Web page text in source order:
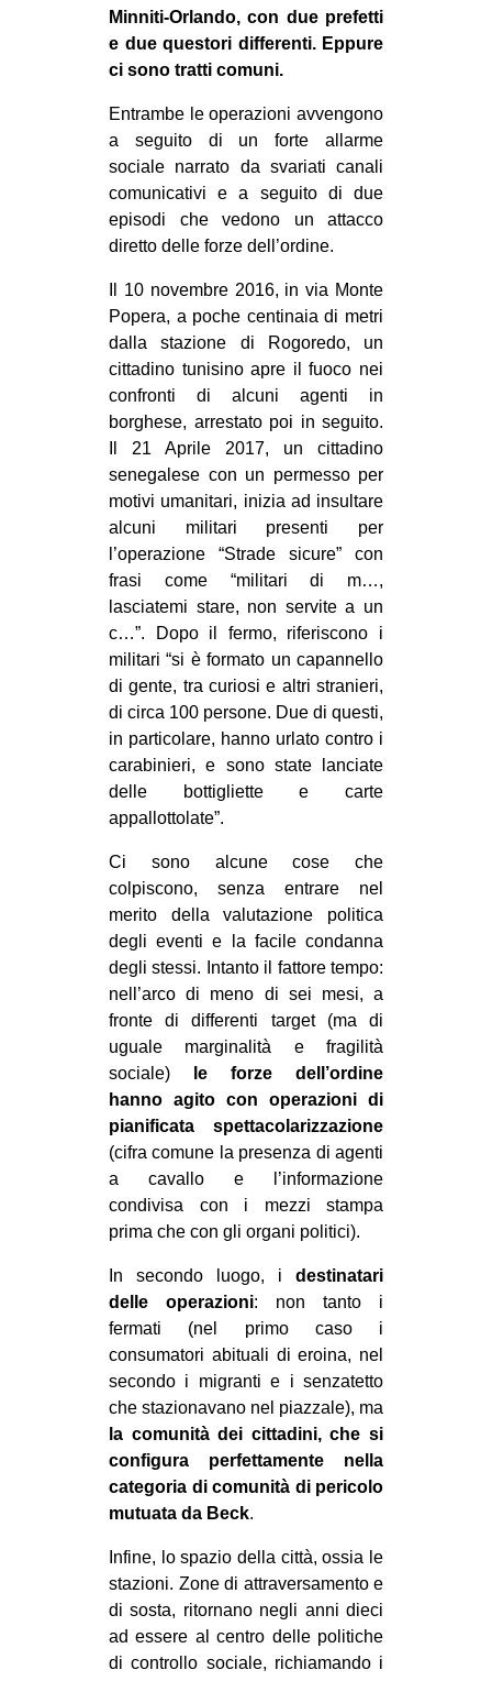
Minniti-Orlando, con due prefetti
e due questori differenti. Eppure
ci sono tratti comuni.
Entrambe le operazioni avvengono
a seguito di un forte allarme
sociale narrato da svariati canali
comunicativi e a seguito di due
episodi che vedono un attacco
diretto delle forze dell’ordine.
Il 10 novembre 2016, in via Monte
Popera, a poche centinaia di metri
dalla stazione di Rogoredo, un
cittadino tunisino apre il fuoco nei
confronti di alcuni agenti in
borghese, arrestato poi in seguito.
Il 21 Aprile 2017, un cittadino
senegalese con un permesso per
motivi umanitari, inizia ad insultare
alcuni militari presenti per
l’operazione “Strade sicure” con
frasi come “militari di m…,
lasciatemi stare, non servite a un
c…”. Dopo il fermo, riferiscono i
militari “si è formato un capannello
di gente, tra curiosi e altri stranieri,
di circa 100 persone. Due di questi,
in particolare, hanno urlato contro i
carabinieri, e sono state lanciate
delle bottigliette e carte
appallottolate”.
Ci sono alcune cose che
colpiscono, senza entrare nel
merito della valutazione politica
degli eventi e la facile condanna
degli stessi. Intanto il fattore tempo:
nell’arco di meno di sei mesi, a
fronte di differenti target (ma di
uguale marginalità e fragilità
sociale)
le forze dell’ordine
hanno agito con operazioni di
pianificata spettacolarizzazione
(cifra comune la presenza di agenti
a cavallo e l’informazione
condivisa con i mezzi stampa
prima che con gli organi politici).
In secondo luogo, i destinatari
delle operazioni: non tanto i
fermati (nel primo caso i
consumatori abituali di eroina, nel
secondo i migranti e i senzatetto
che stazionavano nel piazzale), ma
la comunità dei cittadini, che si
configura perfettamente nella
categoria di comunità di pericolo
mutuata da Beck.
Infine, lo spazio della città, ossia le
stazioni. Zone di attraversamento e
di sosta, ritornano negli anni dieci
ad essere al centro delle politiche
di controllo sociale, richiamando i